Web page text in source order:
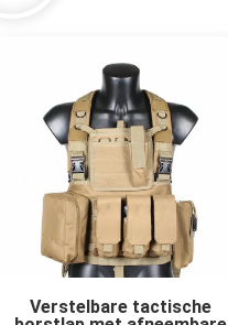
Verstelbare tactische